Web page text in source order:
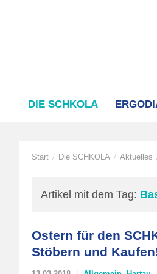
DIE SCHKOLA
Start / Die SCHKOLA / Aktuelles
Artikel mit dem Tag:
Ostern für den
Stöbern und